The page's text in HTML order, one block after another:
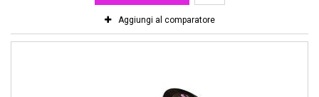
Aggiungi al comparatore